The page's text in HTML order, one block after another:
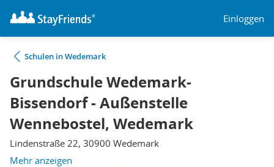
Einloggen
Schulen in Wedemark
Grundschule Wedemark-
Bissendorf - Außenstelle
Wennebostel, Wedemark
Lindenstraße 22, 30900 Wedemark
Mehr anzeigen